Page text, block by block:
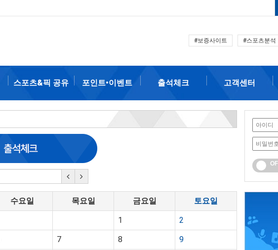
#보증사이트 #스포츠분석
스포츠&픽 공유 포인트•이벤트 출석체크 고객센터
수요일 목요일 금요일 토요일
1 2
7 8 9